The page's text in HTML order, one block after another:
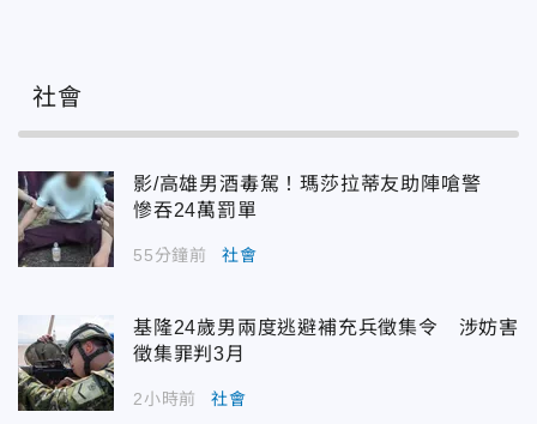
社會
影/高雄男酒毒駕！瑪莎拉蒂友助陣嗆警
慘吞24萬罰單
55分鐘前 社會
基隆24歲男兩度逃避補充兵徵集令 涉妨害
徵集罪判3月
2小時前 社會